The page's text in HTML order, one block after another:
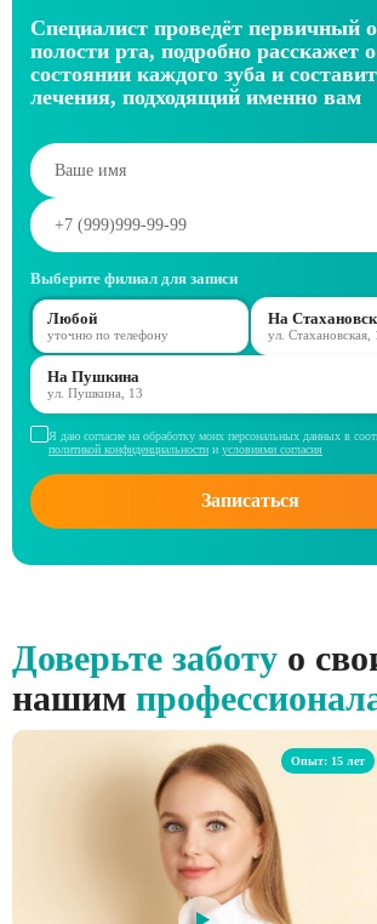
Специалист проведёт первичный
полости рта, подробно расскажет о
состоянии каждого зуба и
лечения, подходящий именно вам
Выберите филиал для записи
Любой
уточню по телефону
На
ул. Стахановская,
На Пушкина
ул. Пушкина, 13
Я даю согласие на обработку моих персональных данных в
политикой конфиденциальности и условиями согласия
Записаться
Доверьте заботу о
нашим
Опыт: 15 лет